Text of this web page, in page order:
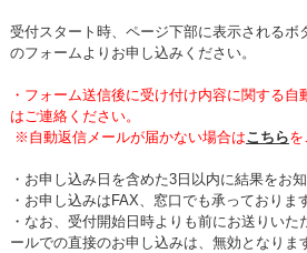
受付スタート時、ページ下部に表示されるボ
のフォームよりお申し込みください。
・ フォーム送信後に受け付け内容に関する自
はご連絡ください。
※ 自動返信メールが届かない場合はこちらを
・お申し込み日を含めた3日以内に結果をお
・ お申し込みはFAX、窓口でも承っておりま
・ なお、受付開始日時よりも前にお送りいた
ールでの直接のお申し込みは、無効となりま